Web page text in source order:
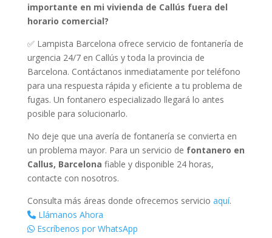
importante en mi vivienda de Callús fuera del
horario comercial?
✅ Lampista Barcelona ofrece servicio de fontanería de
urgencia 24/7 en Callús y toda la provincia de
Barcelona. Contáctanos inmediatamente por teléfono
para una respuesta rápida y eficiente a tu problema de
fugas. Un fontanero especializado llegará lo antes
posible para solucionarlo.
No deje que una avería de fontanería se convierta en
un problema mayor. Para un servicio de fontanero en
Callus, Barcelona fiable y disponible 24 horas,
contacte con nosotros.
Consulta más áreas donde ofrecemos servicio aquí.
Llámanos Ahora
Escríbenos por WhatsApp